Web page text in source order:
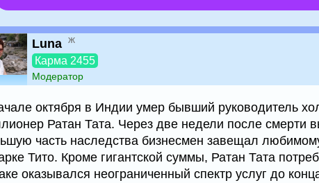
Luna ж
Карма 2455
Модератор
октября в Индии умер бывший руководитель
Ратан Тата. Через две недели после смерти
часть наследства бизнесмен завещал
Тито. Кроме гигантской суммы, Ратан Тата
оказывался неограниченный спектр услуг до